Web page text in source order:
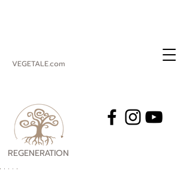
VEGETALE.com
REGENERATION